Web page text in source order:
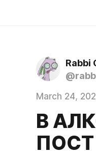
Rabbi
March 24,
В
ПОСТ